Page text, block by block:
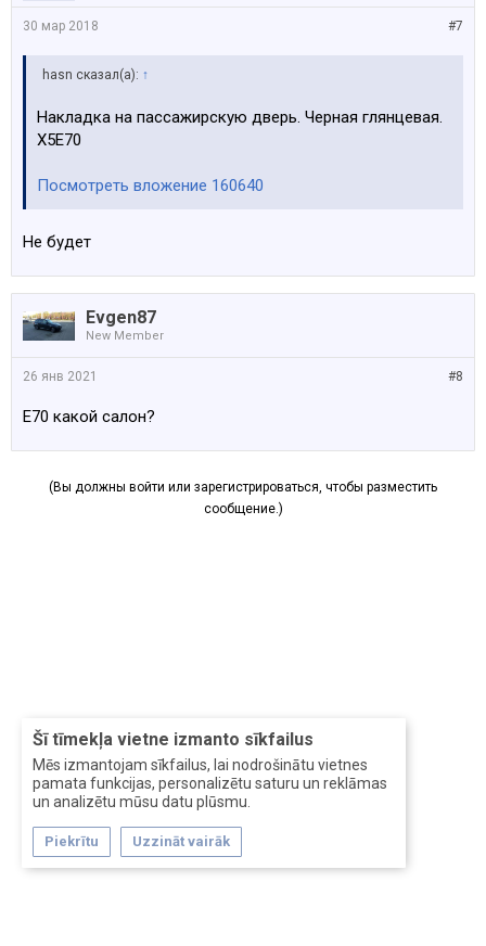
Šī tīmekļa vietne izmanto sīkfailus
Mēs izmantojam sīkfailus, lai nodrošinātu vietnes
pamata funkcijas, personalizētu saturu un reklāmas
un analizētu mūsu datu plūsmu.
Piekrītu Uzzināt vairāk
#7
30 мар 2018
hasn сказал(а): ↑
Накладка на пассажирскую дверь. Черная глянцевая.
Х5Е70
Посмотреть вложение 160640
Не будет
Evgen87
New Member
#8
26 янв 2021
Е70 какой салон?
(Вы должны войти или зарегистрироваться, чтобы разместить
сообщение.)